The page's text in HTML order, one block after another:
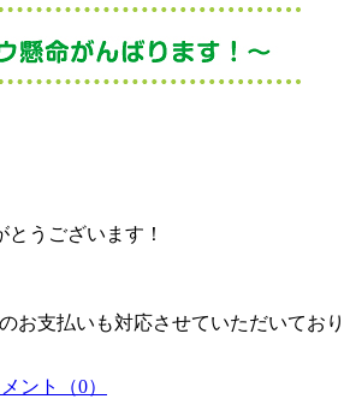
うございます！
支払いも対応させていただいており
ント（0）